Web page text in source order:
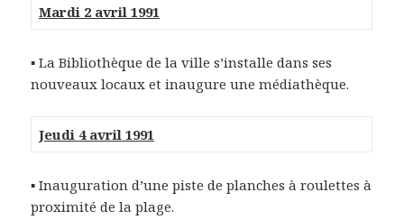
Mardi 2 avril 1991
▪ La Bibliothèque de la ville s’installe dans ses
nouveaux locaux et inaugure une médiathèque.
Jeudi 4 avril 1991
▪Inauguration d’une piste de planches à roulettes à
proximité de la plage.